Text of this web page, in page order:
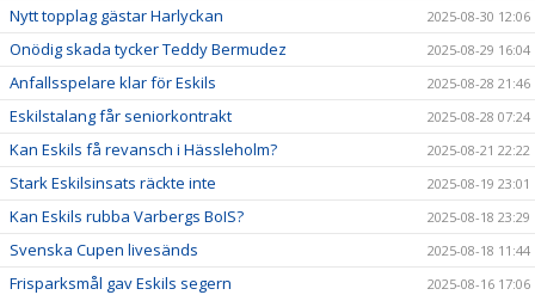
Nytt topplag gästar Harlyckan 2025-08-30 12:06
Onödig skada tycker Teddy Bermudez 2025-08-29 16:04
Anfallsspelare klar för Eskils 2025-08-28 21:46
Eskilstalang får seniorkontrakt 2025-08-28 07:24
Kan Eskils få revansch i Hässleholm? 2025-08-21 22:22
Stark Eskilsinsats räckte inte 2025-08-19 23:01
Kan Eskils rubba Varbergs BoIS? 2025-08-18 23:29
Svenska Cupen livesänds 2025-08-18 11:44
Frisparksmål gav Eskils segern 2025-08-16 17:06